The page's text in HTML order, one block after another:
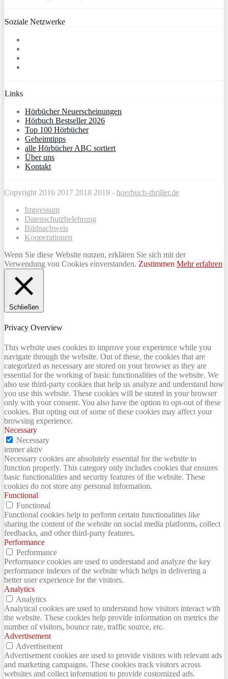
Soziale Netzwerke
Links
Hörbücher Neuerscheinungen
Hörbuch Bestseller 2026
Top 100 Hörbücher
Geheimtipps
alle Hörbücher ABC sortiert
Über uns
Kontakt
Copyright 2016 2017 2018 2019 - hoerbuch-thriller.de
Impressum
Datenschutzbelehrung
Bildnachweis
Kooperationen
Wenn Sie diese Website nutzen, erklären Sie sich mit der
Verwendung von Cookies einverstanden. Zustimmen Mehr erfahren
Schließen
Privacy Overview
This website uses cookies to improve your experience while you
navigate through the website. Out of these, the cookies that are
categorized as necessary are stored on your browser as they are
essential for the working of basic functionalities of the website. We
also use third-party cookies that help us analyze and understand how
you use this website. These cookies will be stored in your browser
only with your consent. You also have the option to opt-out of these
cookies. But opting out of some of these cookies may affect your
browsing experience.
Necessary
Necessary
immer aktiv
Necessary cookies are absolutely essential for the website to
function properly. This category only includes cookies that ensures
basic functionalities and security features of the website. These
cookies do not store any personal information.
Functional
Functional
Functional cookies help to perform certain functionalities like
sharing the content of the website on social media platforms, collect
feedbacks, and other third-party features.
Performance
Performance
Performance cookies are used to understand and analyze the key
performance indexes of the website which helps in delivering a
better user experience for the visitors.
Analytics
Analytics
Analytical cookies are used to understand how visitors interact with
the website. These cookies help provide information on metrics the
number of visitors, bounce rate, traffic source, etc.
Advertisement
Advertisement
Advertisement cookies are used to provide visitors with relevant ads
and marketing campaigns. These cookies track visitors across
websites and collect information to provide customized ads.